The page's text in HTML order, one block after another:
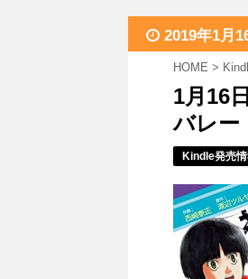
2019年1月
HOME >
1月16
バレ
Kindle発売情